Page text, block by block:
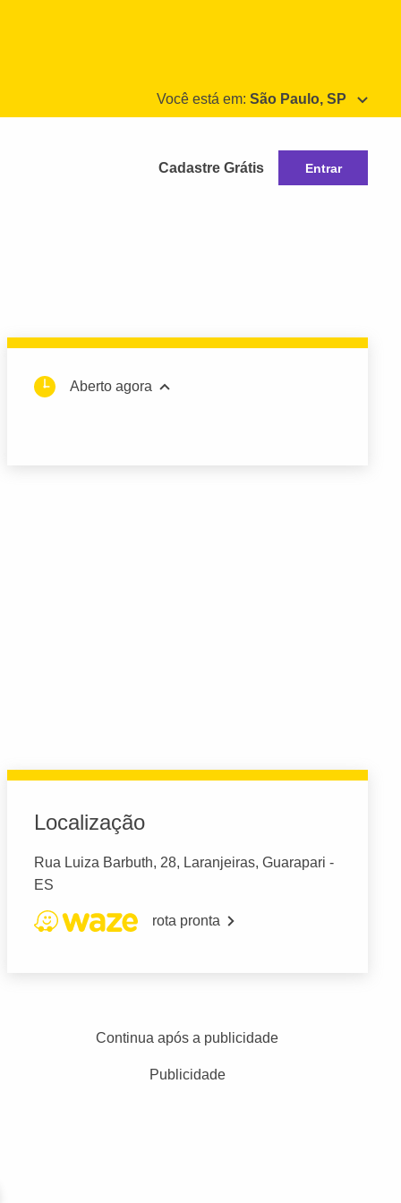
Você está em: São Paulo, SP
Cadastre Grátis Entrar
Aberto agora
Localização
Rua Luiza Barbuth, 28, Laranjeiras, Guarapari -
ES
rota pronta
Continua após a publicidade
Publicidade